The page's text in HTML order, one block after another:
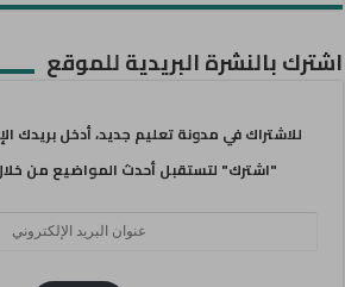
اشترك بالنشرة البريدية للموقع
للاشتراك في مدونة تعليم جديد، أدخل بريدك
"اشترك" لتستقبل أحدث المواضيع من خلال